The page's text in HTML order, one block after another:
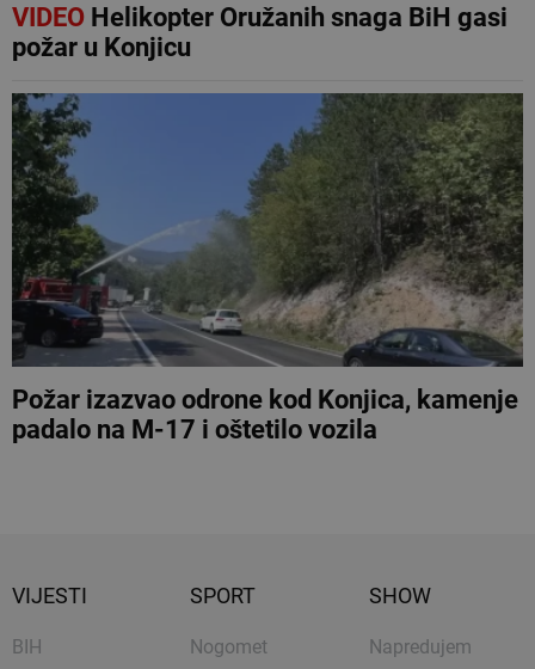
VIDEOHelikopter Oružanih snaga BiH gasi
požar u Konjicu
Požar izazvao odrone kod Konjica, kamenje
padalo na M-17 i oštetilo vozila
VIJESTI
BIH
SPORT
Nogomet
SHOW
Napredujem